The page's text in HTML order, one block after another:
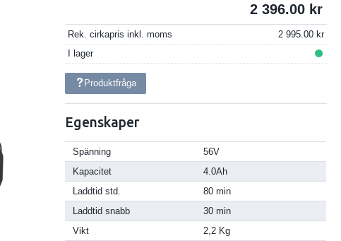
2 396.00
Rek. cirkapris inkl. moms
2 995.00
I lager
Produktfråga
Egenskaper
Spänning
56V
Kapacitet
4.0Ah
Laddtid std.
80 min
Laddtid snabb
30 min
Vikt
2,2 Kg